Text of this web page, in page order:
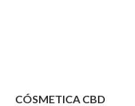
CÓSMETICA CBD